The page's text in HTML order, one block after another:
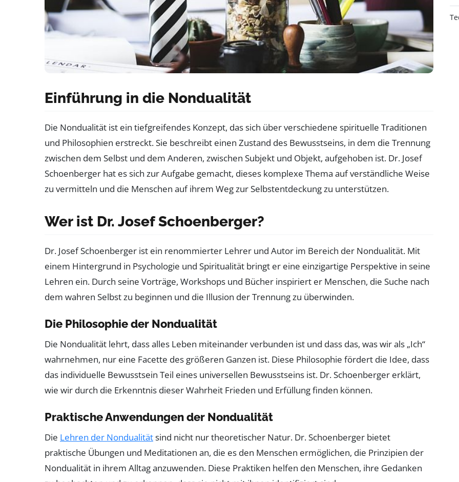
Einführung in die Nondualität
Die Nondualität ist ein tiefgreifendes Konzept, das sich über verschiedene spirituelle Traditionen
und Philosophien erstreckt. Sie beschreibt einen Zustand des Bewusstseins, in dem die Trennung
zwischen dem Selbst und dem Anderen, zwischen Subjekt und Objekt, aufgehoben ist. Dr. Josef
Schoenberger hat es sich zur Aufgabe gemacht, dieses komplexe Thema auf verständliche Weise
zu vermitteln und die Menschen auf ihrem Weg zur Selbstentdeckung zu unterstützen.
Wer ist Dr. Josef Schoenberger?
Dr. Josef Schoenberger ist ein renommierter Lehrer und Autor im Bereich der Nondualität. Mit
einem Hintergrund in Psychologie und Spiritualität bringt er eine einzigartige Perspektive in seine
Lehren ein. Durch seine Vorträge, Workshops und Bücher inspiriert er Menschen, die Suche nach
dem wahren Selbst zu beginnen und die Illusion der Trennung zu überwinden.
Die Philosophie der Nondualität
Die Nondualität lehrt, dass alles Leben miteinander verbunden ist und dass das, was wir als „Ich“
wahrnehmen, nur eine Facette des größeren Ganzen ist. Diese Philosophie fördert die Idee, dass
das individuelle Bewusstsein Teil eines universellen Bewusstseins ist. Dr. Schoenberger erklärt,
wie wir durch die Erkenntnis dieser Wahrheit Frieden und Erfüllung finden können.
Praktische Anwendungen der Nondualität
Die Lehren der Nondualitätsind nicht nur theoretischer Natur. Dr. Schoenberger bietet
praktische Übungen und Meditationen an, die es den Menschen ermöglichen, die Prinzipien der
Nondualität in ihrem Alltag anzuwenden. Diese Praktiken helfen den Menschen, ihre Gedanken